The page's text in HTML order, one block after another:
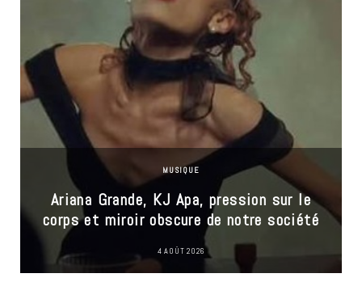
MUSIQUE
Ariana Grande, KJ Apa, pression sur le
corps et miroir obscure de notre société
4 AOÛT 2026